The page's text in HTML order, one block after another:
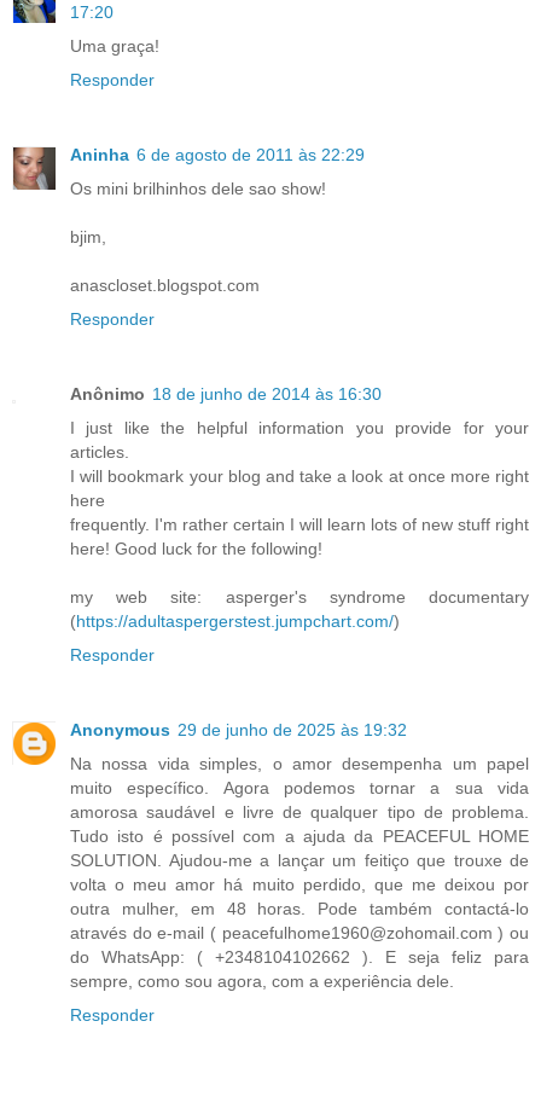
17:20
Uma graça!
Responder
Aninha 6 de agosto de 2011 às 22:29
Os mini brilhinhos dele sao show!
bjim,
anascloset.blogspot.com
Responder
Anônimo 18 de junho de 2014 às 16:30
I just like the helpful information you provide for your
articles.
I will bookmark your blog and take a look at once more right
here
frequently. I'm rather certain I will learn lots of new stuff right
here! Good luck for the following!
my web site: asperger's syndrome documentary
(https://adultaspergerstest.jumpchart.com/)
Responder
Anonymous 29 de junho de 2025 às 19:32
Na nossa vida simples, o amor desempenha um papel
muito específico. Agora podemos tornar a sua vida
amorosa saudável e livre de qualquer tipo de problema.
Tudo isto é possível com a ajuda da PEACEFUL HOME
SOLUTION. Ajudou-me a lançar um feitiço que trouxe de
volta o meu amor há muito perdido, que me deixou por
outra mulher, em 48 horas. Pode também contactá-lo
através do e-mail ( peacefulhome1960@zohomail.com ) ou
do WhatsApp: ( +2348104102662 ). E seja feliz para
sempre, como sou agora, com a experiência dele.
Responder